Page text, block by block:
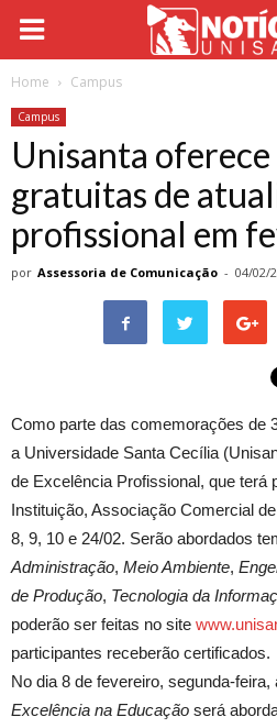
Home Campus
Campus
Unisanta
gratuitas de
profissional em
por Assessoria de Comunicação - 04/02/
Como parte das comemorações de
a Universidade Santa Cecília
de Excelência Profissional, que terá
Instituição, Associação Comercial
8, 9, 10 e 24/02. Serão abordados
Administração, Meio Ambiente,
de Produção, Tecnologia da
poderão ser feitas no site
participantes receberão certificados.
No dia 8 de fevereiro, segunda-
Excelência na Educação será